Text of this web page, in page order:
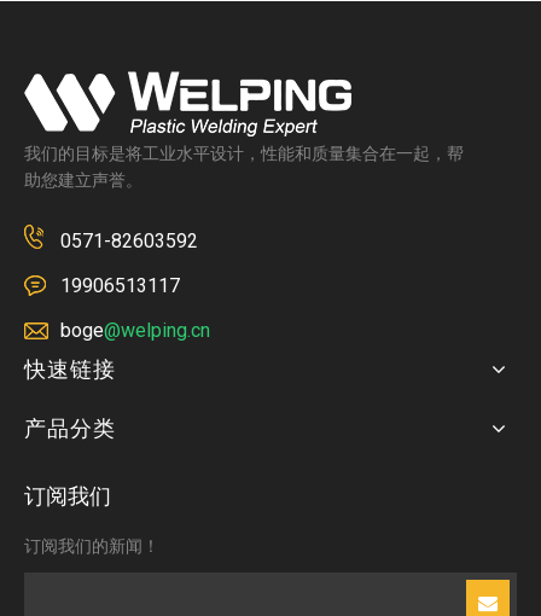
我们的目标是将工业水平设计，性能和质量集合在一起，帮
助您建立声誉。
0571-82603592
19906513117
boge@welping.cn
快速链接
产品分类
订阅我们
订阅我们的新闻！